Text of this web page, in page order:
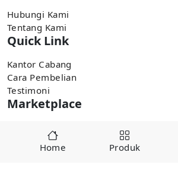
Home Produk
Hubungi Kami
Tentang Kami
Quick Link
Kantor Cabang
Cara Pembelian
Testimoni
Marketplace
Pembelian tersedia di marketplace,
Tokopedia